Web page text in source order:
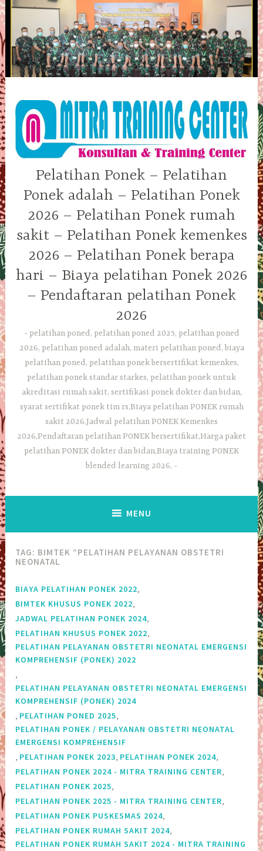
Skip
to
content
Pelatihan Ponek – Pelatihan
Ponek adalah – Pelatihan Ponek
2026 – Pelatihan Ponek rumah
sakit – Pelatihan Ponek kemenkes
2026 – Pelatihan Ponek berapa
hari – Biaya pelatihan Ponek 2026
– Pendaftaran pelatihan Ponek
2026
pelatihan poned, pelatihan poned 2025, pelatihan poned
2026, pelatihan poned adalah, materi pelatihan poned, biaya
pelatihan poned, pelatihan ponek bersertifikat kemenkes,
pelatihan ponek standar starkes, pelatihan ponek untuk
akreditasi rumah sakit, sertifikasi ponek dokter dan bidan,
syarat sertifikat ponek tim rs,Biaya pelatihan PONEK rumah
sakit 2026,Jadwal pelatihan PONEK Kemenkes
2026,Pendaftaran pelatihan PONEK bersertifikat,Harga paket
pelatihan PONEK dokter dan bidan,Biaya training PONEK
blended learning 2026,
MENU
TAG: BIMTEK “PELATIHAN PELAYANAN OBSTETRI
NEONATAL
BIAYA PELATIHAN PONEK 2022,
BIMTEK KHUSUS PONEK 2022,
JADWAL PELATIHAN PONEK 2024,
PELATIHAN KHUSUS PONEK 2022,
PELATIHAN PELAYANAN OBSTETRI NEONATAL EMERGENSI
KOMPREHENSIF (PONEK) 2022
,
PELATIHAN PELAYANAN OBSTETRI NEONATAL EMERGENSI
KOMPREHENSIF (PONEK) 2024
, PELATIHAN PONED 2025,
PELATIHAN PONEK / PELAYANAN OBSTETRI NEONATAL
EMERGENSI KOMPREHENSIF
, PELATIHAN PONEK 2023, PELATIHAN PONEK 2024,
PELATIHAN PONEK 2024 - MITRA TRAINING CENTER,
PELATIHAN PONEK 2025,
PELATIHAN PONEK 2025 - MITRA TRAINING CENTER,
PELATIHAN PONEK PUSKESMAS 2024,
PELATIHAN PONEK RUMAH SAKIT 2024,
PELATIHAN PONEK RUMAH SAKIT 2024 - MITRA TRAINING